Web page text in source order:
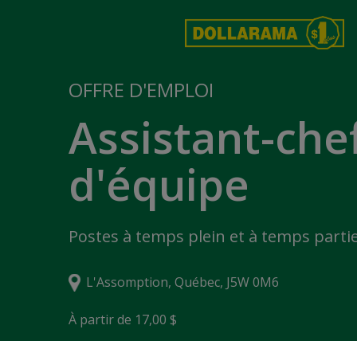
OFFRE D'EMPLOI
Assistant-
d'équipe
Postes à temps plein et à temps
L'Assomption, Québec, J5W 0M6
À partir de 17,00 $